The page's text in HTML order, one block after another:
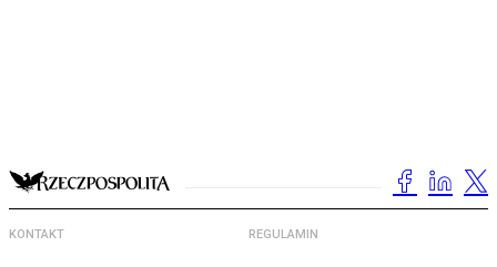
KONTAKT REGULAMIN